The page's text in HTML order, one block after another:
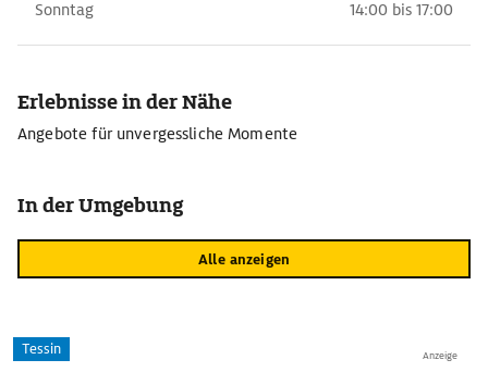
Sonntag 14:00 bis 17:00
Erlebnisse in der Nähe
Angebote für unvergessliche Momente
In der Umgebung
Alle anzeigen
Anzeige
Tessin